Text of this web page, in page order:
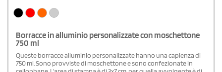
Borracce in alluminio personalizzate con moschettone
750 ml
Queste borracce alluminio personalizzate hanno una capienza di
750 ml. Sono provviste di moschettone e sono confezionate in